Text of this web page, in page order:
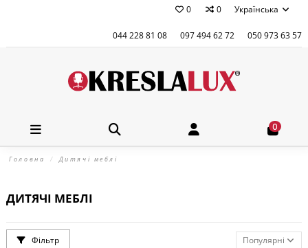
0 0 Українська
044 228 81 08 097 494 62 72 050 973 63 57
0
Головна Дитячі меблі
ДИТЯЧІ МЕБЛІ
Фільтр Популярні